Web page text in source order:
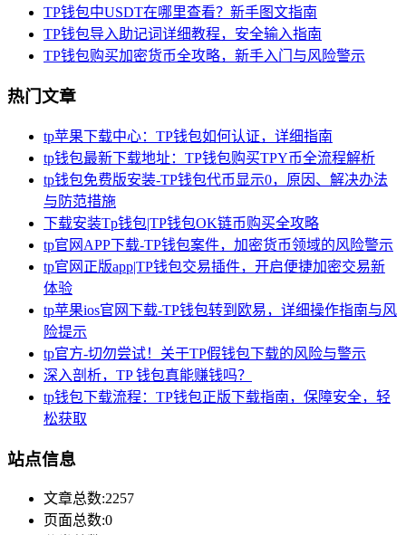
TP钱包中USDT在哪里查看？新手图文指南
TP钱包导入助记词详细教程，安全输入指南
TP钱包购买加密货币全攻略，新手入门与风险警示
热门文章
tp苹果下载中心：TP钱包如何认证，详细指南
tp钱包最新下载地址：TP钱包购买TPY币全流程解析
tp钱包免费版安装-TP钱包代币显示0，原因、解决办法
与防范措施
下载安装Tp钱包|TP钱包OK链币购买全攻略
tp官网APP下载-TP钱包案件，加密货币领域的风险警示
tp官网正版app|TP钱包交易插件，开启便捷加密交易新
体验
tp苹果ios官网下载-TP钱包转到欧易，详细操作指南与风
险提示
tp官方-切勿尝试！关于TP假钱包下载的风险与警示
深入剖析，TP 钱包真能赚钱吗？
tp钱包下载流程：TP钱包正版下载指南，保障安全，轻
松获取
站点信息
文章总数:2257
页面总数:0